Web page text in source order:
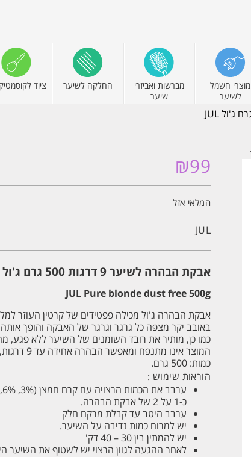
מוצרי חשמל
לשיער
מברשות ואביזרי
שיער
החלקה לשיער ציוד
₪99
המלאי אזל
JUL
אבקת הבהרה לשיער 9 דרגות 500 גרם ג'ול JUL
JUL Pure blonde dust free 500g
אבקת הבהרה ג'ול מכילה פפטידים של קרטין העוזר
באובב יקר מצפה כל גרגר וגרגר של האבקה והופך
כמו כן, מותיר את רובד השומנים של השיער ללא פגע,
המוצר אינו מתנפח ומאפשר הבהרה אחידה עד 9 דרגות, בעל ריח קוסמטי עדין.
כמות: 500 גרם.
הוראות שימוש :
כ-1 על 2 של אבקת הבהרה.
ערבב היטב עד קבלת מרקם חלק
יש למרוח כמות נדיבה על השיער.
יש להמתין בין 30 – 40 דק'
לאחר ההגעה לגוון הרצוי יש לשטוף את השיער